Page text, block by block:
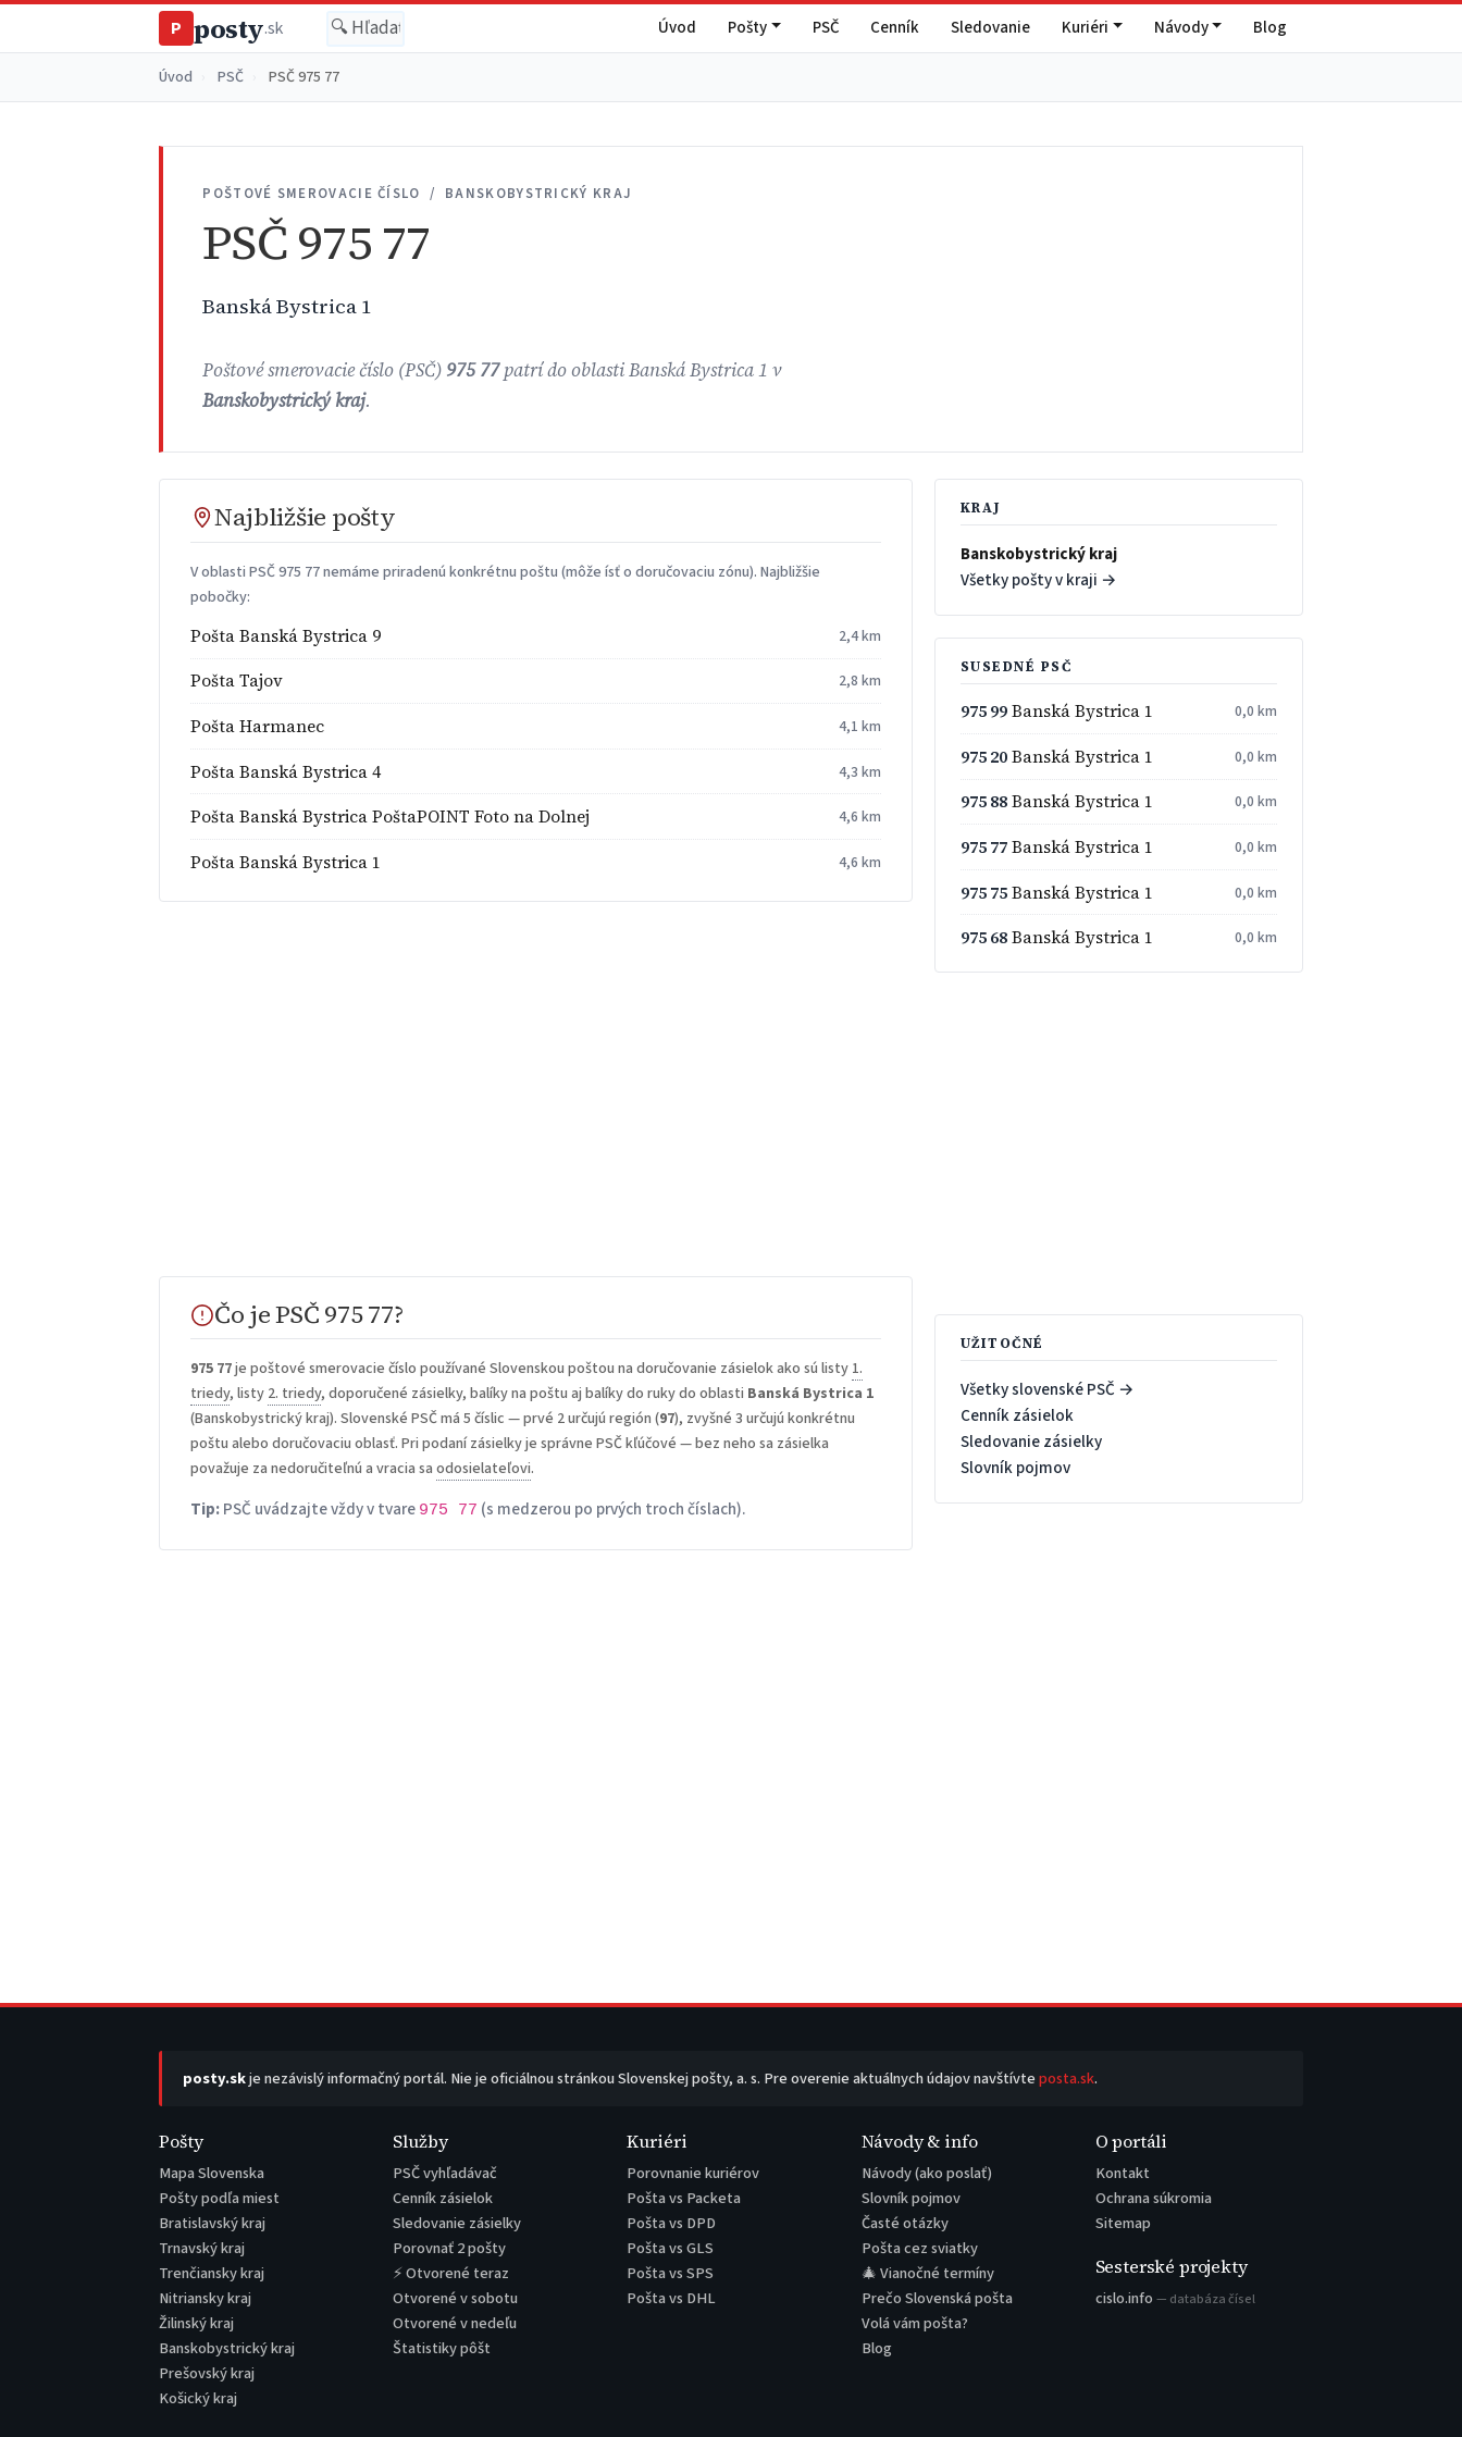
P posty.sk Úvod Pošty PSČ Cenník Sledovanie Kuriéri Návody Blog
Úvod PSČ PSČ 975 77
POŠTOVÉ SMEROVACIE ČÍSLO / BANSKOBYSTRICKÝ KRAJ
PSČ 975 77
Banská Bystrica 1
Poštové smerovacie číslo (PSČ) 975 77patrí do oblasti Banská Bystrica 1 v
Banskobystrický kraj.
Najbližšie pošty
V oblasti PSČ 975 77 nemáme priradenú konkrétnu poštu (môže ísť o doručovaciu zónu). Najbližšie
pobočky:
Pošta Banská Bystrica 9 2,4 km
Pošta Tajov 2,8 km
Pošta Harmanec 4,1 km
Pošta Banská Bystrica 4 4,3 km
Pošta Banská Bystrica PoštaPOINT Foto na Dolnej 4,6 km
Pošta Banská Bystrica 1 4,6 km
Čo je PSČ 975 77?
975 77je poštové smerovacie číslo používané Slovenskou poštou na doručovanie zásielok ako sú listy 1.
triedy, listy 2. triedy, doporučené zásielky, balíky na poštu aj balíky do ruky do oblasti Banská Bystrica 1
(Banskobystrický kraj). Slovenské PSČ má 5 číslic — prvé 2 určujú región (97), zvyšné 3 určujú konkrétnu
poštu alebo doručovaciu oblasť. Pri podaní zásielky je správne PSČ kľúčové — bez neho sa zásielka
považuje za nedoručiteľnú a vracia saodosielateľovi.
Tip:PSČ uvádzajte vždy v tvare 975 77 (s medzerou po prvých troch číslach).
KRAJ
Banskobystrický kraj
Všetky pošty v kraji →
SUSEDNÉ PSČ
975 99Banská Bystrica 1 0,0 km
975 20Banská Bystrica 1 0,0 km
975 88Banská Bystrica 1 0,0 km
975 77Banská Bystrica 1 0,0 km
975 75Banská Bystrica 1 0,0 km
975 68Banská Bystrica 1 0,0 km
UŽITOČNÉ
Všetky slovenské PSČ →
Cenník zásielok
Sledovanie zásielky
Slovník pojmov
posty.skje nezávislý informačný portál. Nie je oficiálnou stránkou Slovenskej pošty, a. s. Pre overenie aktuálnych údajov navštívteposta.sk.
Pošty
Mapa Slovenska
Pošty podľa miest
Bratislavský kraj
Trnavský kraj
Trenčiansky kraj
Nitriansky kraj
Žilinský kraj
Banskobystrický kraj
Prešovský kraj
Košický kraj
Služby
PSČ vyhľadávač
Cenník zásielok
Sledovanie zásielky
Porovnať 2 pošty
⚡ Otvorené teraz
Otvorené v sobotu
Otvorené v nedeľu
Štatistiky pôšt
Kuriéri
Porovnanie kuriérov
Pošta vs Packeta
Pošta vs DPD
Pošta vs GLS
Pošta vs SPS
Pošta vs DHL
Návody & info
Návody (ako poslať)
Slovník pojmov
Časté otázky
Pošta cez sviatky
🎄 Vianočné termíny
Prečo Slovenská pošta
Volá vám pošta?
Blog
O portáli
Kontakt
Ochrana súkromia
Sitemap
Sesterské projekty
cislo.info — databáza čísel